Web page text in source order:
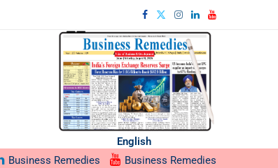
English
Business Remedies Business Remedies